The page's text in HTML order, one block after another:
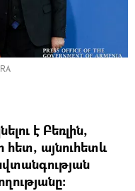
է Բեռլին,
հետ, այնուհետև